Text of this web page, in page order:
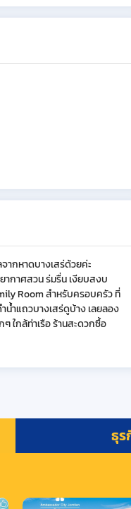
ากหาดบางเสร่ด้วยค่ะ
กาศสวน ร่มรื่น เงียบสงบ
Room สำหรับครอบครัว ที่
ำแถวบางเสร่ดูบ้าง เลยลอง
ใกล้ท่าเรือ ร้านสะดวกซื้อ
ธุร